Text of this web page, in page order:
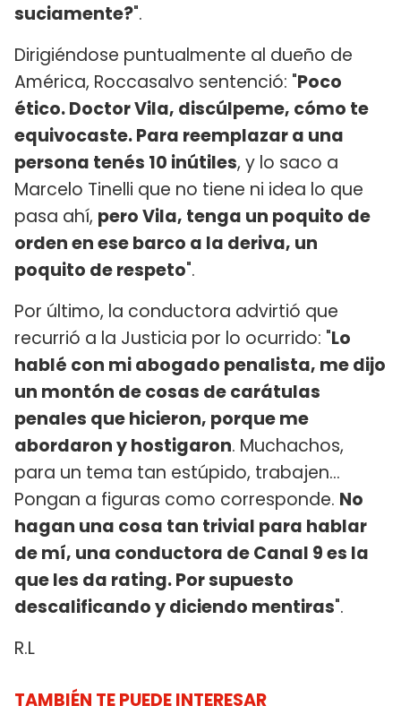
suciamente?".
Dirigiéndose puntualmente al dueño de
América, Roccasalvo sentenció: "Poco
ético. Doctor Vila, discúlpeme, cómo te
equivocaste. Para reemplazar a una
persona tenés 10 inútiles, y lo saco a
Marcelo Tinelli que no tiene ni idea lo que
pasa ahí, pero Vila, tenga un poquito de
orden en ese barco a la deriva, un
poquito de respeto".
Por último, la conductora advirtió que
recurrió a la Justicia por lo ocurrido: "Lo
hablé con mi abogado penalista, me dijo
un montón de cosas de carátulas
penales que hicieron, porque me
abordaron y hostigaron. Muchachos,
para un tema tan estúpido, trabajen...
Pongan a figuras como corresponde. No
hagan una cosa tan trivial para hablar
de mí, una conductora de Canal 9 es la
que les da rating. Por supuesto
descalificando y diciendo mentiras".
R.L
TAMBIÉN TE PUEDE INTERESAR